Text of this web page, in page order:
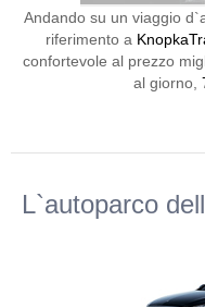
Andando su un viaggio
riferimento a
confortevole al prezzo
al giorno,
L`autoparco